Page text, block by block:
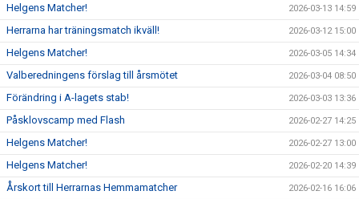
Helgens Matcher! 2026-03-13 14:59
Herrarna har träningsmatch ikväll! 2026-03-12 15:00
Helgens Matcher! 2026-03-05 14:34
Valberedningens förslag till årsmötet 2026-03-04 08:50
Förändring i A-lagets stab! 2026-03-03 13:36
Påsklovscamp med Flash 2026-02-27 14:25
Helgens Matcher! 2026-02-27 13:00
Helgens Matcher! 2026-02-20 14:39
Årskort till Herrarnas Hemmamatcher 2026-02-16 16:06